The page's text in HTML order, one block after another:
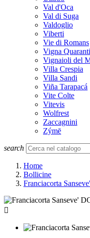
Val d'Oca
Val di Suga
Valdoglio
Viberti
Vie di Romans
Vigna Quaranti
Vignaioli del
Villa Crespia
Villa Sandi
Viña Tarapacá
Vite Colte
Vitevis
Wolfrest
Zaccagnini
Zýmē
search
Home
Bollicine
Franciacorta
